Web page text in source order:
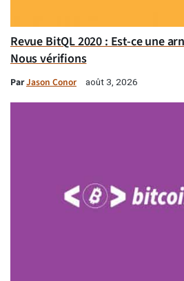
Revue BitQL 2020 : Est-ce une
Nous vérifions
ParJason Conor août 3, 2026